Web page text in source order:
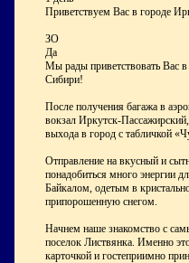
Приветствуем Вас в городе
ЗО
Да
Мы рады приветствовать Вас
Сибири!
После получения багажа в
вокзал Иркутск-
выхода в город с табличкой
Отправление на вкусный и
понадобиться много энергии
Байкалом, одетым в
припорошенную снегом.
Начнем наше знакомство с
поселок Листвянка. Именно
карточкой и гостеприимно